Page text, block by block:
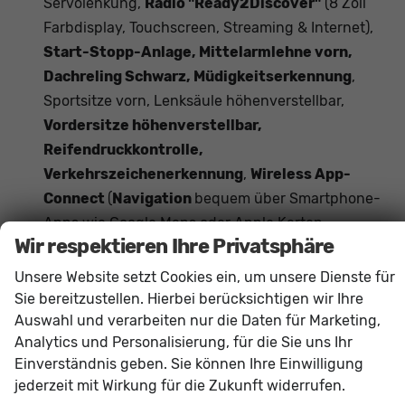
Servolenkung, Radio "Ready2Discover" (8 Zoll
Farbdisplay, Touchscreen, Streaming & Internet),
Start-Stopp-Anlage, Mittelarmlehne vorn,
Dachreling Schwarz, Müdigkeitserkennung,
Sportsitze vorn, Lenksäule höhenverstellbar,
Vordersitze höhenverstellbar,
Reifendruckkontrolle,
Verkehrszeichenerkennung, Wireless App-
Connect ( Navigation bequem über Smartphone-
Apps wie Google Maps oder Apple Karten
möglich)
Das Fahrzeug verfügt über kein fest verbautes
Navigationssystem. DurchApple CarPlay /
Android Autoist jedoch eineNavigationüber
kompatible Smartphone-Apps (z.B. Google Maps
oder Apple Karten) über denFahrzeugbildschirm
möglich.
Wir respektieren Ihre Privatsphäre
Unsere Website setzt Cookies ein, um unsere Dienste für
Sie bereitzustellen. Hierbei berücksichtigen wir Ihre
Auswahl und verarbeiten nur die Daten für Marketing,
Analytics und Personalisierung, für die Sie uns Ihr
Einverständnis geben. Sie können Ihre Einwilligung
jederzeit mit Wirkung für die Zukunft widerrufen.